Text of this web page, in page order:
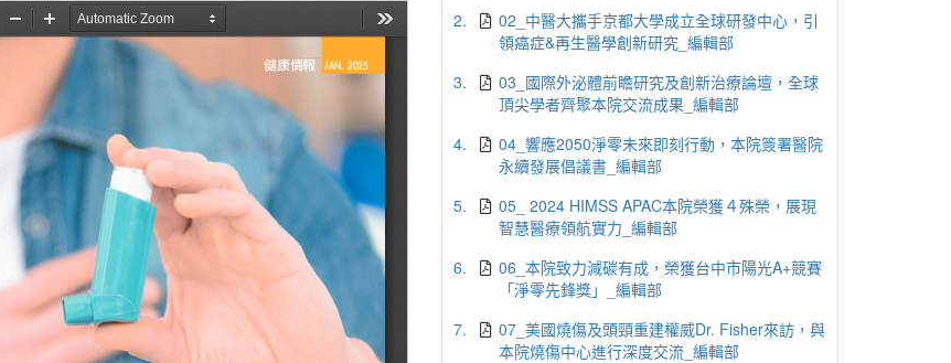
2.
02_中醫大攜手京都大學成立全球研發中心，引
領癌症&再生醫學創新研究_編輯部
3.
03_國際外泌體前瞻研究及創新治療論壇，全球
頂尖學者齊聚本院交流成果_編輯部
4.
04_響應2050淨零未來即刻行動，本院簽署醫院
永續發展倡議書_編輯部
5.
05_ 2024 HIMSS APAC本院榮獲４殊榮，展現
智慧醫療領航實力_編輯部
6.
06_本院致力減碳有成，榮獲台中市陽光A+競賽
「淨零先鋒獎」_編輯部
7.
07_美國燒傷及頭頸重建權威Dr. Fisher來訪，與
本院燒傷中心進行深度交流_編輯部